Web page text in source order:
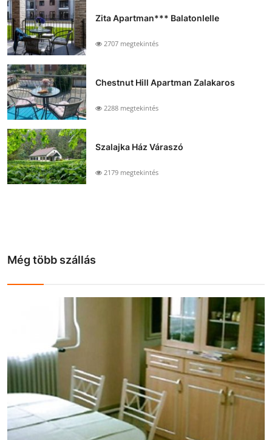
Zita Apartman*** Balatonlelle
2707 megtekintés
Chestnut Hill Apartman Zalakaros
2288 megtekintés
Szalajka Ház Váraszó
2179 megtekintés
Még több szállás